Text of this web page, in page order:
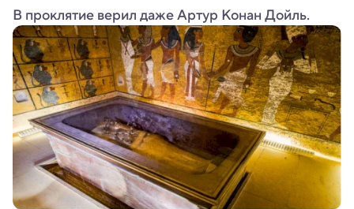
В проклятие верил даже Артур Конан Дойль.